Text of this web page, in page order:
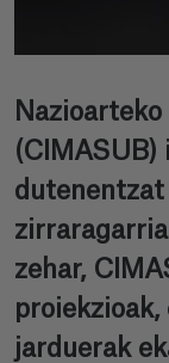
(CIMASUB)
zehar,
jarduerak